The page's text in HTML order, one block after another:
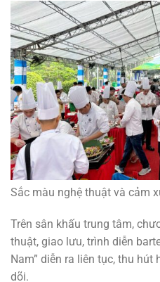
Sắc màu nghệ thuật và cảm
Trên sân khấu trung tâm,
thuật, giao lưu, trình diễn
Nam” diễn ra liên tục, thu
dõi.